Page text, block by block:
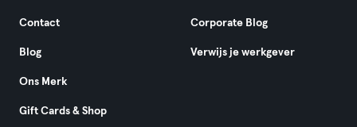
Contact
Blog
Ons Merk
Gift Cards & Shop
Corporate Blog
Verwijs je werkgever